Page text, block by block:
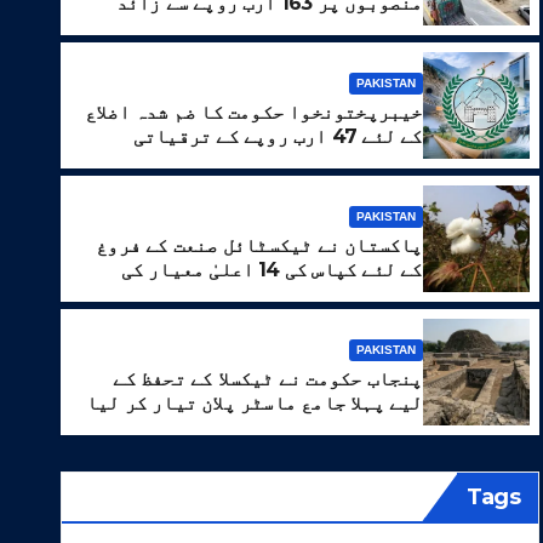
کے ترقیاتی پروگرام کا
7, 2026
WEB DESK
PAKISTAN
خیبرپختونخوا حکومت کا ضم شدہ اضلاع
کے لئے 47 ارب روپے کے ترقیاتی
PAKISTAN
پاکستان نے ٹیکسٹائل صنعت کے فروغ
کے لئے کپاس کی 14 اعلیٰ معیار کی
PAKISTAN
پنجاب حکومت نے ٹیکسلا کے تحفظ کے
لیے پہلا جامع ماسٹر پلان تیار کر لیا
Tags